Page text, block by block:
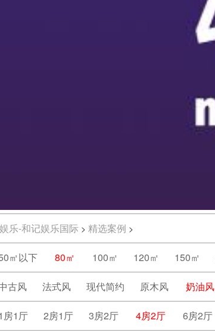
乐-和记娱乐国际 > 精选案例 >
㎡以下 80㎡ 100㎡ 120㎡ 150㎡
古风 法式风 现代简约 原木风 奶油风
房1厅 2房1厅 3房2厅 4房2厅 6房2厅